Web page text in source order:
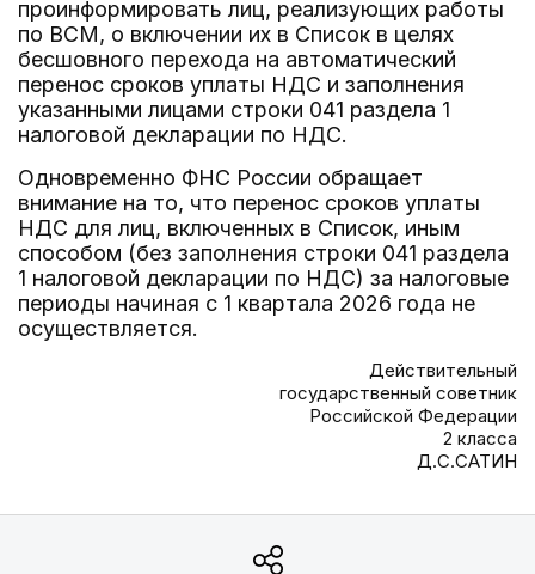
проинформировать лиц, реализующих работы
по ВСМ, о включении их в Список в целях
бесшовного перехода на автоматический
перенос сроков уплаты НДС и заполнения
указанными лицами строки 041 раздела 1
налоговой декларации по НДС.
Одновременно ФНС России обращает
внимание на то, что перенос сроков уплаты
НДС для лиц, включенных в Список, иным
способом (без заполнения строки 041 раздела
1 налоговой декларации по НДС) за налоговые
периоды начиная с 1 квартала 2026 года не
осуществляется.
Действительный
государственный советник
Российской Федерации
2 класса
Д.С.САТИН